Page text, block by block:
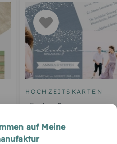
HOCHZEITSKARTEN
Funkenflug
auf Meine